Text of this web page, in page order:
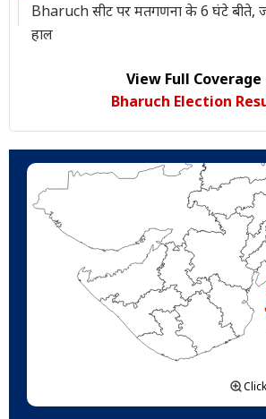
Bharuch सीट पर मतगणना के 6 घंटे बीते,
हाल
View Full
Bharuch Election